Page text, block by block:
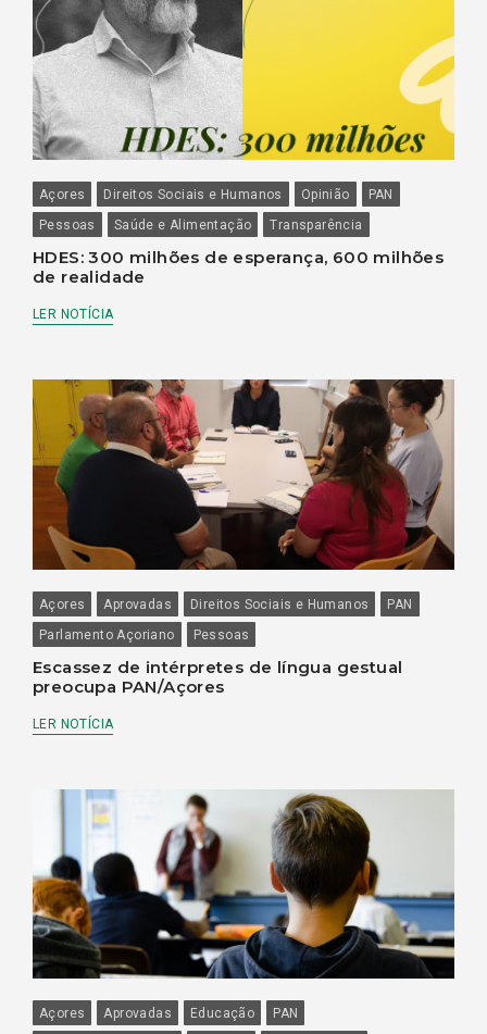
Açores Direitos Sociais e Humanos Opinião
PAN
Pessoas
Saúde e Alimentação Transparência
HDES: 300 milhões de esperança, 600 milhões
de realidade
LER NOTÍCIA
Açores Aprovadas Direitos Sociais e Humanos
PAN
Parlamento Açoriano
Pessoas
Escassez de intérpretes de língua gestual
preocupa PAN/Açores
LER NOTÍCIA
Açores Aprovadas Educação
PAN